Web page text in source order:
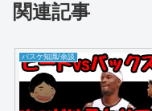
関連記事
バスケ知識/余談